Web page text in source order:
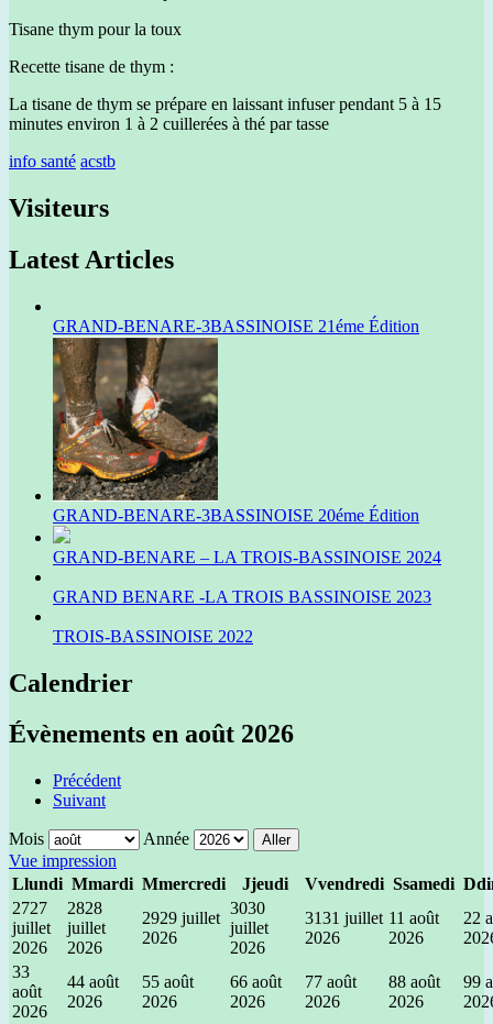
Tisane thym pour la toux
Recette tisane de thym :
La tisane de thym se prépare en laissant infuser pendant 5 à 15
minutes environ 1 à 2 cuillerées à thé par tasse
info santé acstb
Visiteurs
Latest Articles
GRAND-BENARE-3BASSINOISE 21éme Édition
GRAND-BENARE-3BASSINOISE 20éme Édition
GRAND-BENARE – LA TROIS-BASSINOISE 2024
GRAND BENARE -LA TROIS BASSINOISE 2023
TROIS-BASSINOISE 2022
Calendrier
Évènements en août 2026
Précédent
Suivant
Mois
Année
Vue impression
Llundi Mmardi Mmercredi Jjeudi Vvendredi Ssamedi D
2727
juillet
2026
2828
juillet
2026
2929 juillet
2026
3030
juillet
2026
3131 juillet
2026
11 août
2026
22
33
août
2026
44 août
2026
55 août
2026
66 août
2026
77 août
2026
88 août
2026
99